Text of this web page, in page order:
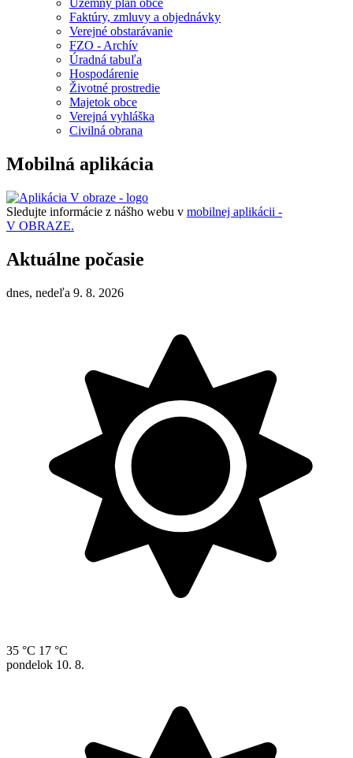
Územný plán obce
Faktúry, zmluvy a objednávky
Verejné obstarávanie
FZO - Archív
Úradná tabuľa
Hospodárenie
Životné prostredie
Majetok obce
Verejná vyhláška
Civilná obrana
Mobilná aplikácia
Sledujte informácie z nášho webu v mobilnej aplikácii -
V OBRAZE.
Aktuálne počasie
dnes, nedeľa 9. 8. 2026
35 °C 17 °C
pondelok 10. 8.